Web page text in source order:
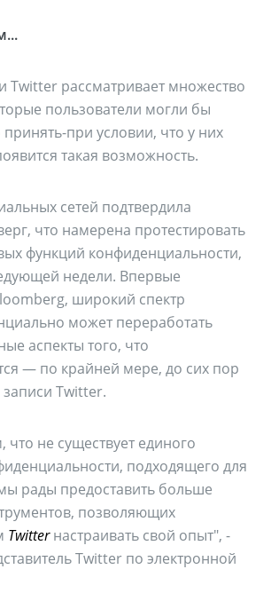
Twitter рассматривает множество
пользователи могли бы
принять-при условии, что у них
такая возможность.
сетей подтвердила
что намерена протестировать
функций конфиденциальности,
недели. Впервые
широкий спектр
может переработать
аспекты того, что
— по крайней мере, до сих пор
Twitter.
не существует единого
подходящего для
рады предоставить больше
позволяющих
Twitterнастраивать свой опыт", -
Twitter по электронной